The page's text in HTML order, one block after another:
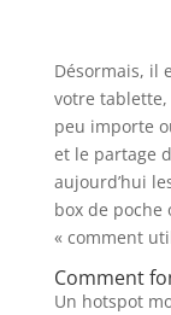
Désormais, il
votre
peu importe
et le partage
aujourd’hui
box de poche
« comment
Comment
Un hotspot